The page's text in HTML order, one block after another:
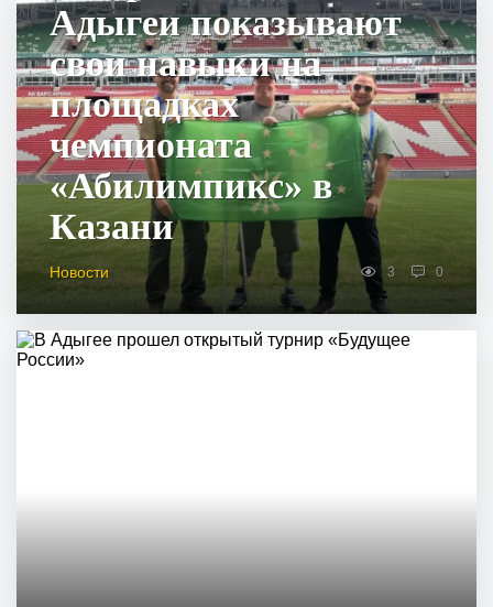
Адыгеи показывают
свои навыки на
площадках
чемпионата
«Абилимпикс» в
Казани
Новости 3 0